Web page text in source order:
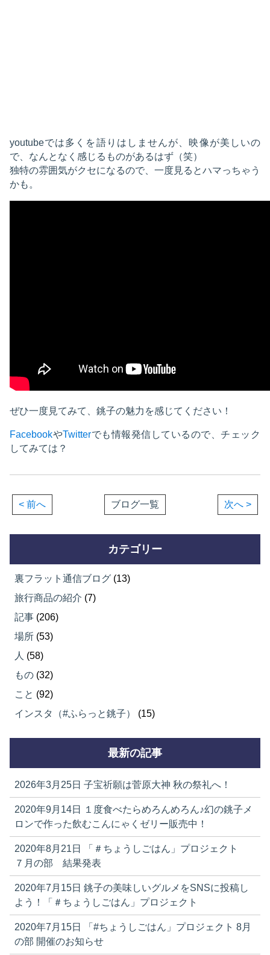
youtubeでは多くを語りはしませんが、映像が美しいの
で、なんとなく感じるものがあるはず（笑）
独特の雰囲気がクセになるので、一度見るとハマっちゃう
かも。
ぜひ一度見てみて、銚子の魅力を感じてください！
FacebookやTwitterでも情報発信しているので、チェック
してみては？
< 前へ ブログ一覧 次へ >
カテゴリー
裏フラット通信ブログ (13)
旅行商品の紹介 (7)
記事 (206)
場所 (53)
人 (58)
もの (32)
こと (92)
インスタ（#ふらっと銚子）
(15)
最新の記事
2026年3月25日 子宝祈願は菅原大神 秋の祭礼へ！
2020年9月14日
１度食べたらめろんめろん♪幻の銚子メ
ロンで作った飲むこんにゃくゼリー販売中！
2020年8月21日
「＃ちょうしごはん」プロジェクト
７月の部 結果発表
2020年7月15日 銚子の美味しいグルメをSNSに投稿し
よう！「＃ちょうしごはん」プロジェクト
2020年7月15日
「#ちょうしごはん」プロジェクト 8月
の部 開催のお知らせ